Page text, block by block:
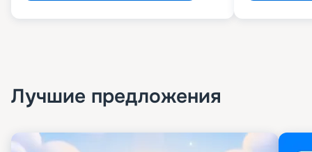
Лучшие предложения